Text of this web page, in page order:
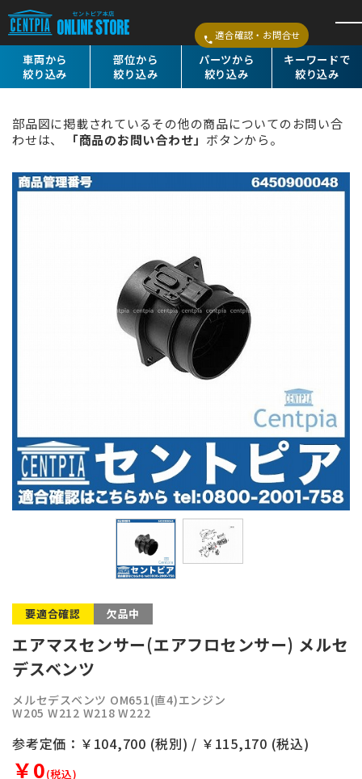
適合確認・お問合せ
車両から
絞り込み
部位から
絞り込み
パーツから
絞り込み
キーワードで
絞り込み
部品図に掲載されているその他の商品についてのお問い合
わせは、
「商品のお問い合わせ」 ボタンから。
要適合確認 欠品中
エアマスセンサー(エアフロセンサー) メルセ
デスベンツ
メルセデスベンツ OM651(直4)エンジン
W205 W212 W218 W222
参考定価：￥104,700 (税別) / ￥115,170 (税込)
￥0(税込)